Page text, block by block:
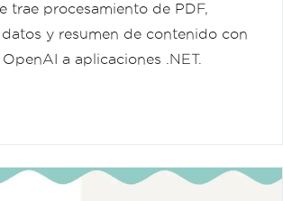
trae procesamiento de PDF,
y resumen de contenido con
a aplicaciones .NET.